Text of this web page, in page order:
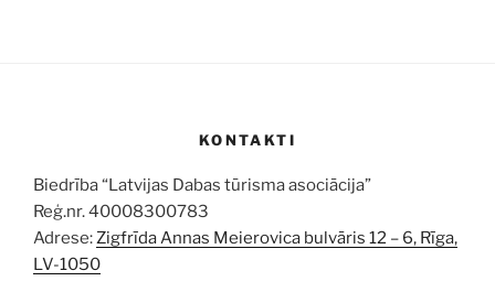
KONTAKTI
Biedrība “Latvijas Dabas tūrisma asociācija”
Reģ.nr. 40008300783
Adrese:Zigfrīda Annas Meierovica bulvāris 12 – 6, Rīga,
LV-1050